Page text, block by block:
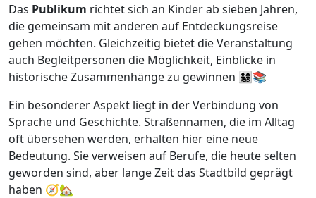
Das Publikum richtet sich an Kinder ab sieben Jahren,
die gemeinsam mit anderen auf Entdeckungsreise
gehen möchten. Gleichzeitig bietet die Veranstaltung
auch Begleitpersonen die Möglichkeit, Einblicke in
historische Zusammenhänge zu gewinnen 👨‍👩‍👧‍👦📚
Ein besonderer Aspekt liegt in der Verbindung von
Sprache und Geschichte. Straßennamen, die im Alltag
oft übersehen werden, erhalten hier eine neue
Bedeutung. Sie verweisen auf Berufe, die heute selten
geworden sind, aber lange Zeit das Stadtbild geprägt
haben 🧭🏡